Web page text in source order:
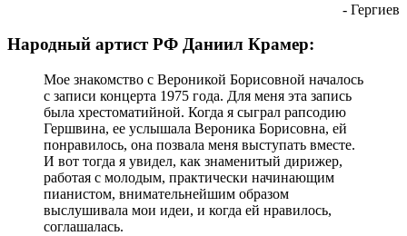
- Гергиев
Народный артист РФ Даниил Крамер:
Мое знакомство с Вероникой Борисовной началось
с записи концерта 1975 года. Для меня эта запись
была хрестоматийной. Когда я сыграл рапсодию
Гершвина, ее услышала Вероника Борисовна, ей
понравилось, она позвала меня выступать вместе.
И вот тогда я увидел, как знаменитый дирижер,
работая с молодым, практически начинающим
пианистом, внимательнейшим образом
выслушивала мои идеи, и когда ей нравилось,
соглашалась.